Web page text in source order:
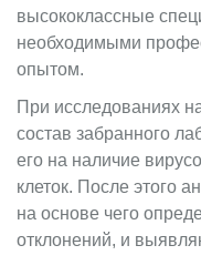
высококлассные
необходимыми
опытом.
При исследованиях
состав забранного
его на наличие
клеток. После этого
на основе чего
отклонений, и